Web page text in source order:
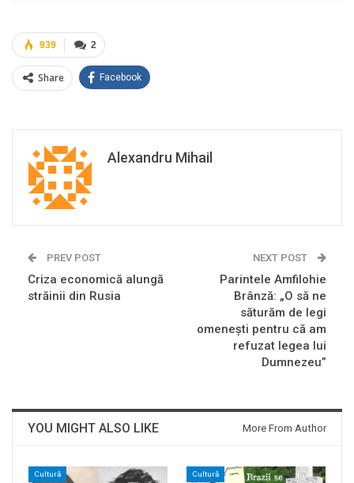
2
939
Share Facebook
Alexandru Mihail
PREV POST
Criza economică alungă
străinii din Rusia
NEXT POST
Parintele Amfilohie
Brânză: „O să ne
săturăm de legi
omeneşti pentru că am
refuzat legea lui
Dumnezeu”
YOU MIGHT ALSO LIKE More From Author
Cultură Cultură